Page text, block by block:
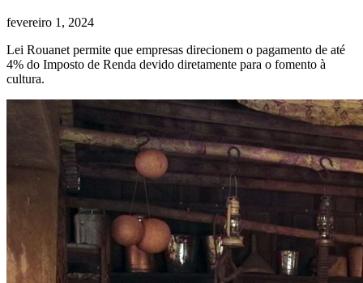
fevereiro 1, 2024
Lei Rouanet permite que empresas direcionem o pagamento de até
4% do Imposto de Renda devido diretamente para o fomento à
cultura.